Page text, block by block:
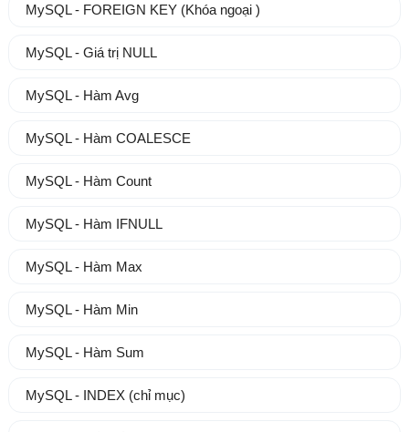
MySQL - FOREIGN KEY (Khóa ngoại )
MySQL - Giá trị NULL
MySQL - Hàm Avg
MySQL - Hàm COALESCE
MySQL - Hàm Count
MySQL - Hàm IFNULL
MySQL - Hàm Max
MySQL - Hàm Min
MySQL - Hàm Sum
MySQL - INDEX (chỉ mục)